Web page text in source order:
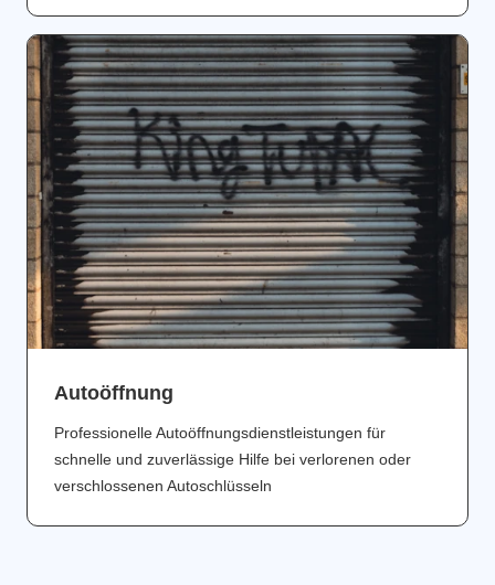
Аutoöffnung
Professionelle Autoöffnungsdienstleistungen für
schnelle und zuverlässige Hilfe bei verlorenen oder
verschlossenen Autoschlüsseln